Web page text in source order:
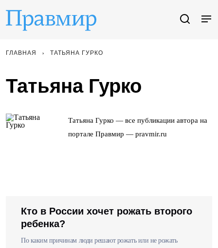
ГЛАВНАЯ ТАТЬЯНА ГУРКО
Татьяна Гурко
Татьяна Гурко — все публикации автора на
портале Правмир — pravmir.ru
Кто в России хочет рожать второго
ребенка?
По каким причинам люди решают рожать или не рожать